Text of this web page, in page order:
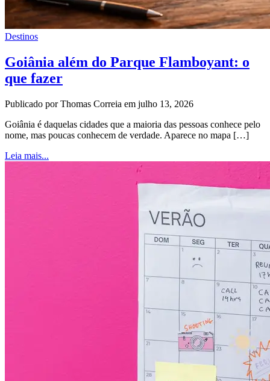
Destinos
Goiânia além do Parque Flamboyant: o
que fazer
Publicado por Thomas Correia em julho 13, 2026
Goiânia é daquelas cidades que a maioria das pessoas conhece pelo
nome, mas poucas conhecem de verdade. Aparece no mapa […]
Leia mais...